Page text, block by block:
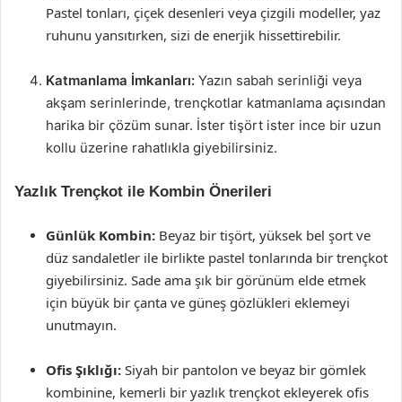
Pastel tonları, çiçek desenleri veya çizgili modeller, yaz
ruhunu yansıtırken, sizi de enerjik hissettirebilir.
Katmanlama İmkanları: Yazın sabah serinliği veya
akşam serinlerinde, trençkotlar katmanlama açısından
harika bir çözüm sunar. İster tişört ister ince bir uzun
kollu üzerine rahatlıkla giyebilirsiniz.
Yazlık Trençkot ile Kombin Önerileri
Günlük Kombin: Beyaz bir tişört, yüksek bel şort ve
düz sandaletler ile birlikte pastel tonlarında bir trençkot
giyebilirsiniz. Sade ama şık bir görünüm elde etmek
için büyük bir çanta ve güneş gözlükleri eklemeyi
unutmayın.
Ofis Şıklığı: Siyah bir pantolon ve beyaz bir gömlek
kombinine, kemerli bir yazlık trençkot ekleyerek ofis